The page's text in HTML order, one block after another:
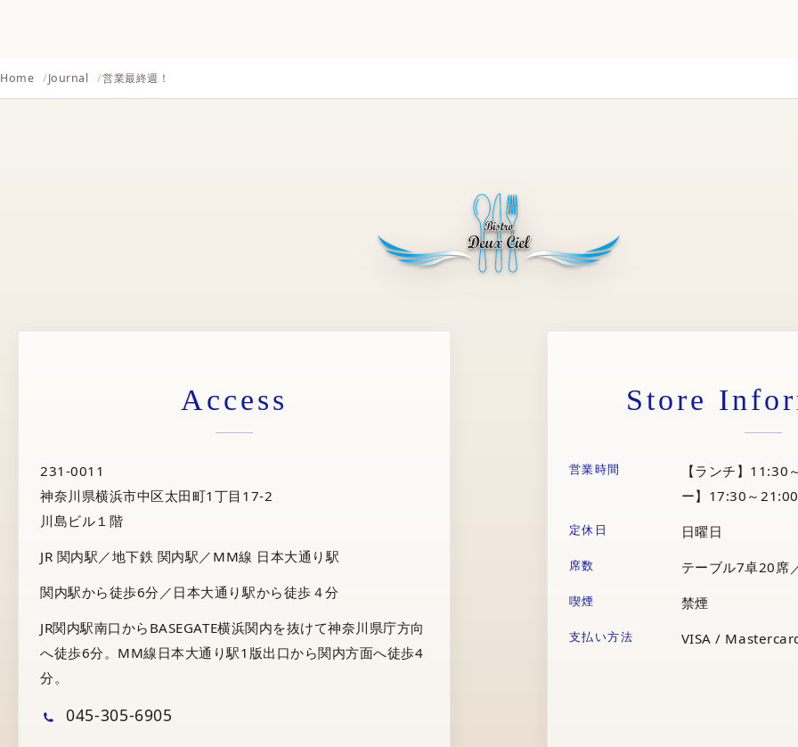
Home Journal 営業最終週！
Access
231-0011
神奈川県横浜市中区太田町1丁目17-2
川島ビル１階
JR 関内駅／地下鉄 関内駅／MM線 日本大通り駅
関内駅から徒歩6分／日本大通り駅から徒歩４分
JR関内駅南口からBASEGATE横浜関内を抜けて神奈川県庁方向
へ徒歩6分。MM線日本大通り駅1版出口から関内方面へ徒歩4
分。
045-305-6905
Store
営業時間
【ランチ】11:30
ー】17:30～
定休日 日曜日
席数 テーブル7卓20席
喫煙 禁煙
支払い方法 VISA /